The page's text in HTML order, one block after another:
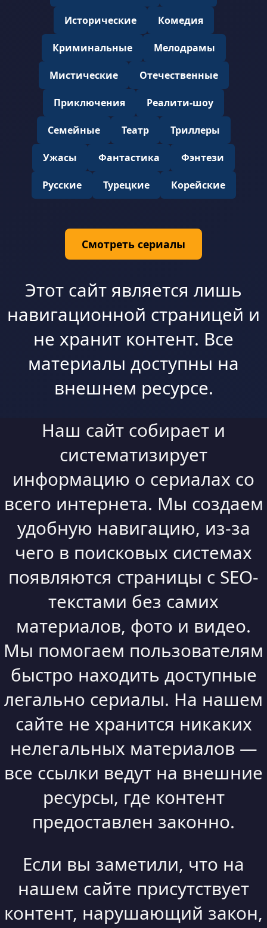
Исторические Комедия
Криминальные Мелодрамы
Мистические Отечественные
Приключения Реалити-шоу
Семейные Театр Триллеры
Ужасы Фантастика Фэнтези
Русские Турецкие Корейские
Смотреть сериалы
Этот сайт является лишь
навигационной страницей и
не хранит контент. Все
материалы доступны на
внешнем ресурсе.
Наш сайт собирает и
систематизирует
информацию о сериалах со
всего интернета. Мы создаем
удобную навигацию, из-за
чего в поисковых системах
появляются страницы с SEO-
текстами без самих
материалов, фото и видео.
Мы помогаем пользователям
быстро находить доступные
легально сериалы. На нашем
сайте не хранится никаких
нелегальных материалов —
все ссылки ведут на внешние
ресурсы, где контент
предоставлен законно.
Если вы заметили, что на
нашем сайте присутствует
контент, нарушающий закон,